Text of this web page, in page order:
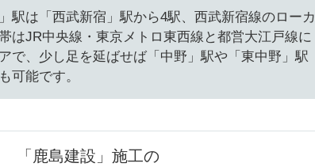
駅は「西武新宿」駅から4駅、西武新宿線のローカ
はJR中央線・東京メトロ東西線と都営大江戸線に
で、少し足を延ばせば「中野」駅や「東中野」駅
可能です。
「鹿島建設」施工の